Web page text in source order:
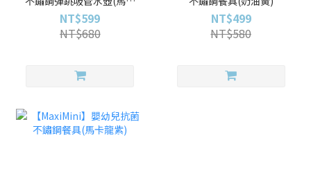
龍紫)
NT$599
NT$680
NT$499
NT$580